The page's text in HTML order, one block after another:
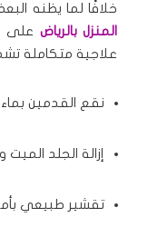
خلافًا لما يظنه
المنزل بالرياض على
علاجية متكاملة
نقع القدمين
إزالة الجلد
تقشير طبيعي